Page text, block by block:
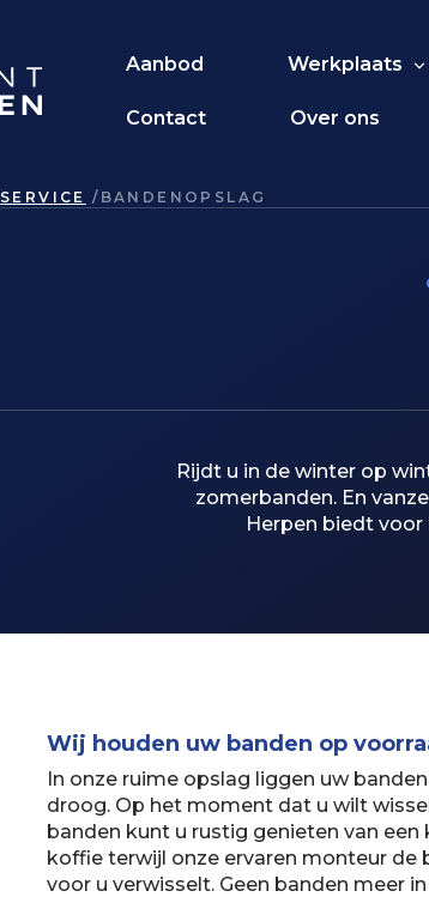
Aanbod Werkplaats
Contact Over ons
SERVICE BANDENOPSLAG
Rijdt u in de winter op
zomerbanden. En
Herpen biedt
Wij houden uw banden op
In onze ruime opslag liggen uw
droog. Op het moment dat u wilt
banden kunt u rustig genieten van een
koffie terwijl onze ervaren monteur de
voor u verwisselt. Geen banden meer